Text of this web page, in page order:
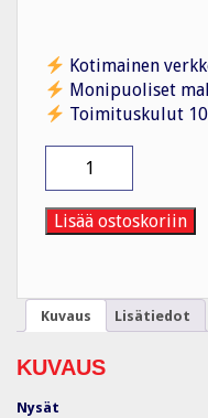
Kotimainen
Monipuoliset
Toimituskulut
AN20,
Ø20mm
HF
määrä
Lisää ostoskoriin
Kuvaus Lisätiedot
KUVAUS
Nysät